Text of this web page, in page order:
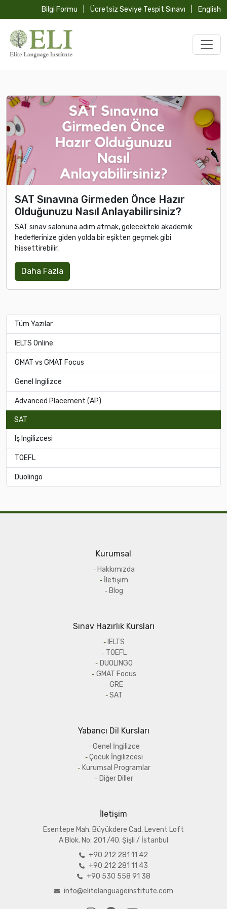
Bilgi Formu Ücretsiz Seviye Tespit Sınavı English
SAT Sınavına Girmeden Önce Hazır
Olduğunuzu Nasıl Anlayabilirsiniz?
SAT sınav salonuna adım atmak, gelecekteki akademik
hedeflerinize giden yolda bir eşikten geçmek gibi
hissettirebilir.
Daha Fazla
Tüm Yazılar
IELTS Online
GMAT vs GMAT Focus
Genel İngilizce
Advanced Placement (AP)
SAT
Iş Ingilizcesi
TOEFL
Duolingo
Kurumsal
Hakkımızda
İletişim
Blog
Sınav Hazırlık Kursları
IELTS
TOEFL
DUOLINGO
GMAT Focus
GRE
SAT
Yabancı Dil Kursları
Genel İngilizce
Çocuk İngilizcesi
Kurumsal Programlar
Diğer Diller
İletişim
Esentepe Mah. Büyükdere Cad. Levent Loft
A Blok. No: 201 /40. Şişli / İstanbul
+90 212 281 11 42
+90 212 281 11 43
+90 530 558 91 38
info@elitelanguageinstitute.com